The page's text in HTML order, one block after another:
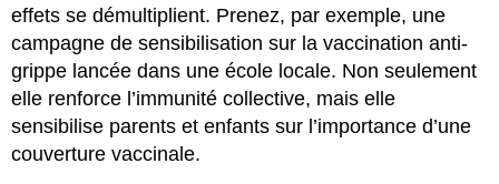
effets se démultiplient. Prenez, par exemple, une
campagne de sensibilisation sur la vaccination anti-
grippe lancée dans une école locale. Non seulement
elle renforce l’immunité collective, mais elle
sensibilise parents et enfants sur l’importance d’une
couverture vaccinale.